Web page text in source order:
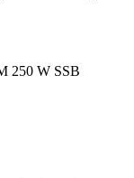
250 W SSB